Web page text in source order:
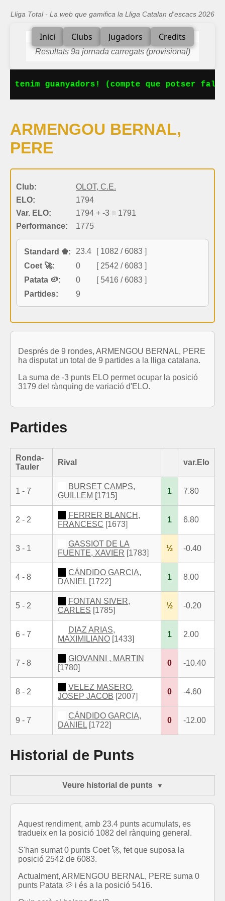
Lliga Total - La web que gamifica la Lliga Catalan d'escacs 2026
Inici Clubs Jugadors Credits
Resultats 9a jornada carregats (provisional)
tenim guanyadors! (compte que potser
ARMENGOU BERNAL,
PERE
Club:
OLOT, C.E.
ELO:
1794
Var. ELO:
1794 + -3 = 1791
Performance:
1775
Standard ♚: 23.4
[ 1082 / 6083 ]
Coet 🚀:
0
[ 2542 / 6083 ]
Patata 🥔:
0
[ 5416 / 6083 ]
Partides:
9
Després de 9 rondes, ARMENGOU BERNAL, PERE
ha disputat un total de 9 partides a la lliga catalana.
La suma de -3 punts ELO permet ocupar la posició
3179 del rànquing de variació d'ELO.
Partides
Ronda-
Tauler
Rival var.Elo
1 - 7
BURSET CAMPS,
GUILLEM [1715]
1 7.80
2 - 2
FERRER BLANCH,
FRANCESC [1673]
1 6.80
3 - 1
GASSIOT DE LA
FUENTE, XAVIER [1783]
½ -0.40
4 - 8
CÁNDIDO GARCIA,
DANIEL [1722]
1 8.00
5 - 2
FONTAN SIVER,
CARLES [1785]
½ -0.20
6 - 7
DIAZ ARIAS,
MAXIMILIANO [1433]
1 2.00
7 - 8
GIOVANNI , MARTIN
[1780]
0 -10.40
8 - 2
VELEZ MASERO,
JOSEP JACOB [2007]
0 -4.60
9 - 7
CÁNDIDO GARCIA,
DANIEL [1722]
0 -12.00
Historial de Punts
Veure historial de punts
Aquest rendiment, amb 23.4 punts acumulats, es
tradueix en la posició 1082 del rànquing general.
S'han sumat 0 punts Coet 🚀, fet que suposa la
posició 2542 de 6083.
Actualment, ARMENGOU BERNAL, PERE suma 0
punts Patata 🥔 i és a la posició 5416.